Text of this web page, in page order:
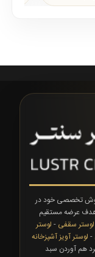
..
تخصصی خود در
هدف عرضه مستقیم
لوستر سقفی - لوستر
- لوستر آویز آشپزخانه
هم آوردن سبد